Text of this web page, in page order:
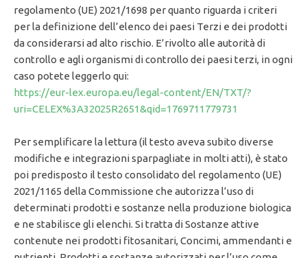
regolamento (UE) 2021/1698 per quanto riguarda i criteri
per la definizione dell’elenco dei paesi Terzi e dei prodotti
da considerarsi ad alto rischio. E’rivolto alle autorità di
controllo e agli organismi di controllo dei paesi terzi, in ogni
caso potete leggerlo qui:
https://eur-lex.europa.eu/legal-content/EN/TXT/?
uri=CELEX%3A32025R2651&qid=1769711779731
Per semplificare la lettura (il testo aveva subito diverse
modifiche e integrazioni sparpagliate in molti atti), è stato
poi predisposto il testo consolidato del regolamento (UE)
2021/1165 della Commissione che autorizza l’uso di
determinati prodotti e sostanze nella produzione biologica
e ne stabilisce gli elenchi. Si tratta di Sostanze attive
contenute nei prodotti fitosanitari, Concimi, ammendanti e